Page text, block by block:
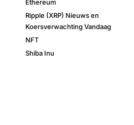
Ethereum
Ripple (XRP) Nieuws en
Koersverwachting Vandaag
NFT
Shiba Inu